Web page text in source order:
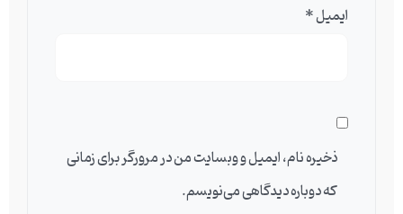
ایمیل*
ذخیره نام، ایمیل و وبسایت من در مرورگر برای زمانی
که دوباره دیدگاهی می‌نویسم.